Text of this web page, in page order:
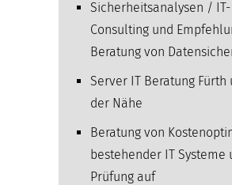
Sicherheitsanalysen / IT-
Consulting und
Beratung von
Server IT Beratung Fürth
der Nähe
Beratung von
bestehender IT Systeme
Prüfung auf